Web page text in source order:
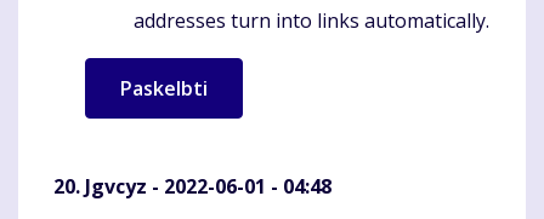
addresses turn into links automatically.
Jgvcyz - 2022-06-01 - 04:48